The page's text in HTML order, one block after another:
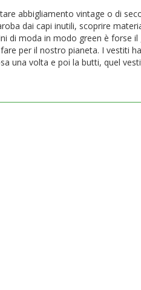
abbigliamento vintage o di
dai capi inutili, scoprire
di moda in modo green è forse
per il nostro pianeta. I vestiti
una volta e poi la butti, quel